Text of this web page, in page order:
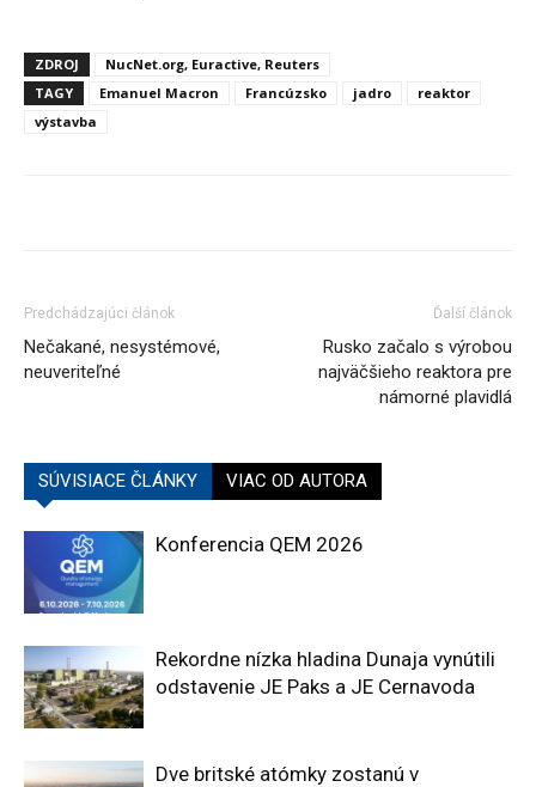
ZDROJ
NucNet.org, Euractive, Reuters
TAGY
Emanuel Macron Francúzsko jadro
reaktor
výstavba
Predchádzajúci článok
Nečakané, nesystémové,
neuveriteľné
Ďalší článok
Rusko začalo s výrobou
najväčšieho reaktora pre
námorné plavidlá
SÚVISIACE ČLÁNKY VIAC OD AUTORA
Konferencia QEM 2026
Rekordne nízka hladina Dunaja vynútili
odstavenie JE Paks a JE Cernavoda
Dve britské atómky zostanú v